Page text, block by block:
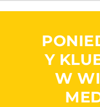
Y
W